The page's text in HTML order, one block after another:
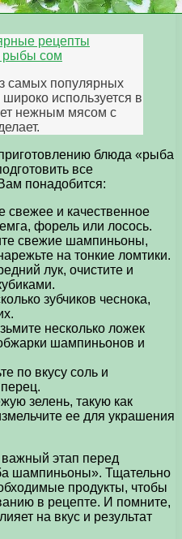
рецепты
рыбы сом
самых популярных
используется в
нежным мясом с
блюда «рыба
все
понадобится:
и качественное
форель или лосось.
свежие шампиньоны,
на тонкие ломтики.
лук, очистите и
зубчиков чеснока,
несколько ложек
шампиньонов и
по вкусу соль и
зелень, такую как
ее для украшения
этап перед
шампиньоны». Тщательно
продукты, чтобы
в рецепте. И помните,
на вкус и результат